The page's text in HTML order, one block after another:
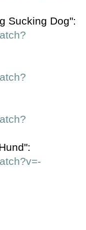
Sucking Dog":